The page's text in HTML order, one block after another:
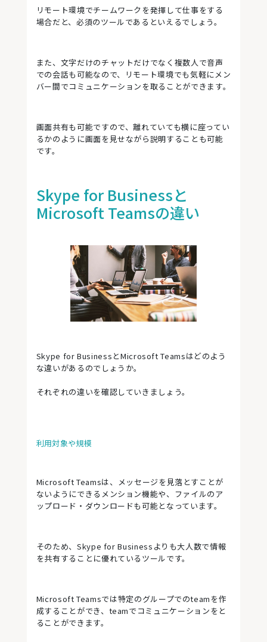
リモート環境でチームワークを発揮して仕事をする
場合だと、必須のツールであるといえるでしょう。
また、文字だけのチャットだけでなく複数人で音声
での会話も可能なので、リモート環境でも気軽にメン
バー間でコミュニケーションを取ることができます。
画面共有も可能ですので、離れていても横に座ってい
るかのように画面を見せながら説明することも可能
です。
Skype for Businessと
Microsoft Teamsの違い
Skype for BusinessとMicrosoft Teamsはどのよう
な違いがあるのでしょうか。
それぞれの違いを確認していきましょう。
利用対象や規模
Microsoft Teamsは、メッセージを見落とすことが
ないようにできるメンション機能や、ファイルのア
ップロード・ダウンロードも可能となっています。
そのため、Skype for Businessよりも大人数で情報
を共有することに優れているツールです。
Microsoft Teamsでは特定のグループでのteamを作
成することができ、teamでコミュニケーションをと
ることができます。